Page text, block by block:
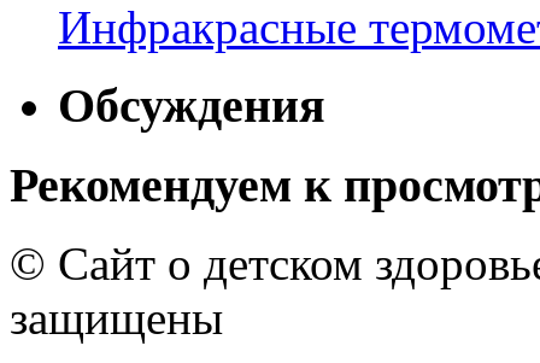
Инфракрасные
Обсуждения
Рекомендуем к
© Сайт о детском
защищены